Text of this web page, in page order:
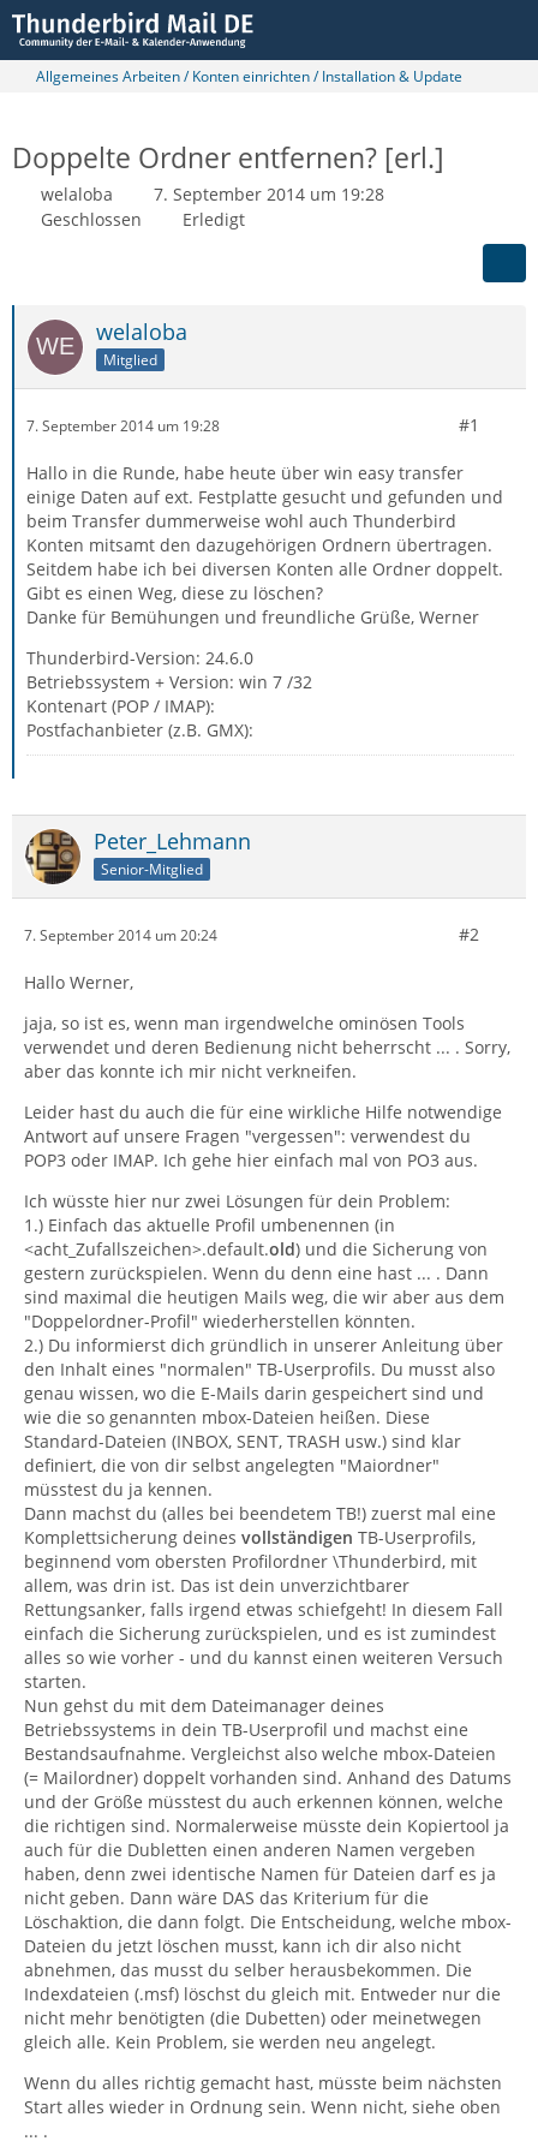
Allgemeines Arbeiten / Konten einrichten / Installation & Update
Doppelte Ordner entfernen? [erl.]
welaloba
7. September 2014 um 19:28
Geschlossen
Erledigt
welaloba
Mitglied
7. September 2014 um 19:28 #1
Hallo in die Runde, habe heute über win easy transfer
einige Daten auf ext. Festplatte gesucht und gefunden und
beim Transfer dummerweise wohl auch Thunderbird
Konten mitsamt den dazugehörigen Ordnern übertragen.
Seitdem habe ich bei diversen Konten alle Ordner doppelt.
Gibt es einen Weg, diese zu löschen?
Danke für Bemühungen und freundliche Grüße, Werner
Thunderbird-Version: 24.6.0
Betriebssystem + Version: win 7 /32
Kontenart (POP / IMAP):
Postfachanbieter (z.B. GMX):
Peter_Lehmann
Senior-Mitglied
7. September 2014 um 20:24 #2
Hallo Werner,
jaja, so ist es, wenn man irgendwelche ominösen Tools
verwendet und deren Bedienung nicht beherrscht ... . Sorry,
aber das konnte ich mir nicht verkneifen.
Leider hast du auch die für eine wirkliche Hilfe notwendige
Antwort auf unsere Fragen "vergessen": verwendest du
POP3 oder IMAP. Ich gehe hier einfach mal von PO3 aus.
Ich wüsste hier nur zwei Lösungen für dein Problem:
1.) Einfach das aktuelle Profil umbenennen (in
<acht_Zufallszeichen>.default.old) und die Sicherung von
gestern zurückspielen. Wenn du denn eine hast ... . Dann
sind maximal die heutigen Mails weg, die wir aber aus dem
"Doppelordner-Profil" wiederherstellen könnten.
2.) Du informierst dich gründlich in unserer Anleitung über
den Inhalt eines "normalen" TB-Userprofils. Du musst also
genau wissen, wo die E-Mails darin gespeichert sind und
wie die so genannten mbox-Dateien heißen. Diese
Standard-Dateien (INBOX, SENT, TRASH usw.) sind klar
definiert, die von dir selbst angelegten "Maiordner"
müsstest du ja kennen.
Dann machst du (alles bei beendetem TB!) zuerst mal eine
Komplettsicherung deines vollständigen TB-Userprofils,
beginnend vom obersten Profilordner \Thunderbird, mit
allem, was drin ist. Das ist dein unverzichtbarer
Rettungsanker, falls irgend etwas schiefgeht! In diesem Fall
einfach die Sicherung zurückspielen, und es ist zumindest
alles so wie vorher - und du kannst einen weiteren Versuch
starten.
Nun gehst du mit dem Dateimanager deines
Betriebssystems in dein TB-Userprofil und machst eine
Bestandsaufnahme. Vergleichst also welche mbox-Dateien
(= Mailordner) doppelt vorhanden sind. Anhand des Datums
und der Größe müsstest du auch erkennen können, welche
die richtigen sind. Normalerweise müsste dein Kopiertool ja
auch für die Dubletten einen anderen Namen vergeben
haben, denn zwei identische Namen für Dateien darf es ja
nicht geben. Dann wäre DAS das Kriterium für die
Löschaktion, die dann folgt. Die Entscheidung, welche mbox-
Dateien du jetzt löschen musst, kann ich dir also nicht
abnehmen, das musst du selber herausbekommen. Die
Indexdateien (.msf) löschst du gleich mit. Entweder nur die
nicht mehr benötigten (die Dubetten) oder meinetwegen
gleich alle. Kein Problem, sie werden neu angelegt.
Wenn du alles richtig gemacht hast, müsste beim nächsten
Start alles wieder in Ordnung sein. Wenn nicht, siehe oben
... .